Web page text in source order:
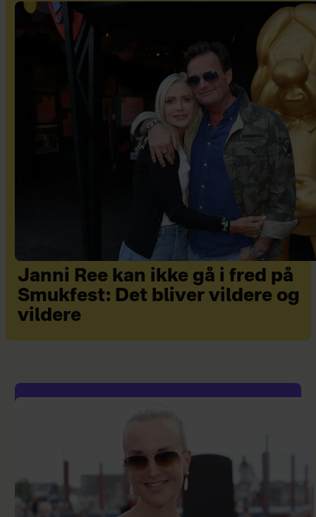
Janni Ree kan ikke gå i fred på
Smukfest: Det bliver vildere og
vildere